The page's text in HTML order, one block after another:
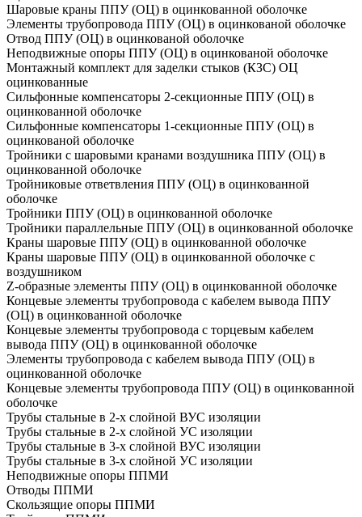
Шаровые краны ППУ (ОЦ) в оцинкованной оболочке
Элементы трубопровода ППУ (ОЦ) в оцинкованой оболочке
Отвод ППУ (ОЦ) в оцинкованой оболочке
Неподвижные опоры ППУ (ОЦ) в оцинкованой оболочке
Монтажный комплект для заделки стыков (КЗС) ОЦ
оцинкованные
Сильфонные компенсаторы 2-секционные ППУ (ОЦ) в
оцинкованной оболочке
Сильфонные компенсаторы 1-секционные ППУ (ОЦ) в
оцинкованой оболочке
Тройники с шаровыми кранами воздушника ППУ (ОЦ) в
оцинкованной оболочке
Тройниковые ответвления ППУ (ОЦ) в оцинкованной
оболочке
Тройники ППУ (ОЦ) в оцинкованной оболочке
Тройники параллельные ППУ (ОЦ) в оцинкованной оболочке
Краны шаровые ППУ (ОЦ) в оцинкованной оболочке
Краны шаровые ППУ (ОЦ) в оцинкованной оболочке с
воздушником
Z-образные элементы ППУ (ОЦ) в оцинкованной оболочке
Концевые элементы трубопровода с кабелем вывода ППУ
(ОЦ) в оцинкованной оболочке
Концевые элементы трубопровода с торцевым кабелем
вывода ППУ (ОЦ) в оцинкованной оболочке
Элементы трубопровода с кабелем вывода ППУ (ОЦ) в
оцинкованной оболочке
Концевые элементы трубопровода ППУ (ОЦ) в оцинкованной
оболочке
Трубы стальные в 2-х слойной ВУС изоляции
Трубы стальные в 2-х слойной УС изоляции
Трубы стальные в 3-х слойной ВУС изоляции
Трубы стальные в 3-х слойной УС изоляции
Неподвижные опоры ППМИ
Отводы ППМИ
Скользящие опоры ППМИ